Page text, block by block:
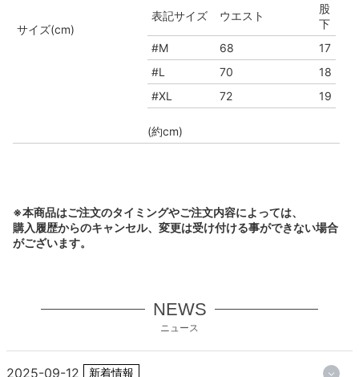
サイズ(cm)
表記サイズ ウエスト
股
下
#M
68
17
#L
70
18
#XL
72 19
(約cm)
※本商品はご注文のタイミングやご注文内容によっては、
購入履歴からのキャンセル、変更は受け付ける事ができない場合
がございます。
NEWS
ニュース
2025-09-12 新着情報